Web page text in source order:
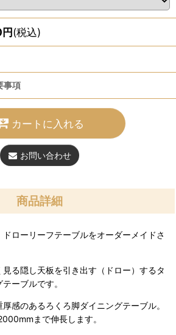
円(税込)
事項
カートに入れる
お問い合わせ
商品詳細
ローリーフテーブルをオーダーメイドさ
る隠し天板を引き出す（ドロー）するタ
ーブルです。
感のあるろくろ脚ダイニングテーブル。
まで伸長します。